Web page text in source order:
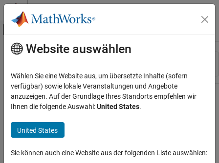
Weiter zum Inhalt
Umschaltung für Off-Canvas-
Ressource
Hauptinhalt
Website auswählen
Wählen Sie eine Website aus, um übersetzte Inhalte (sofern
verfügbar) sowie lokale Veranstaltungen und Angebote
anzuzeigen. Auf der Grundlage Ihres Standorts empfehlen wir
Ihnen die folgende Auswahl:United States.
United States
Sie können auch eine Website aus der folgenden Liste auswählen: